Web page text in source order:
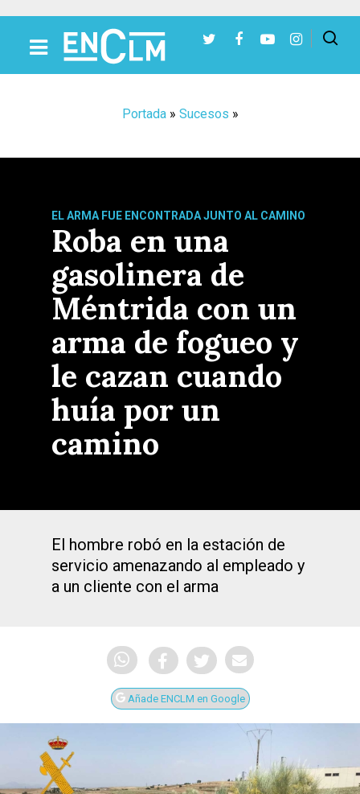
Portada» Sucesos »
EL ARMA FUE ENCONTRADA JUNTO AL CAMINO
Roba en una
gasolinera de
Méntrida con un
arma de fogueo y
le cazan cuando
huía por un
camino
El hombre robó en la estación de
servicio amenazando al empleado y
a un cliente con el arma
Añade ENCLM en Google